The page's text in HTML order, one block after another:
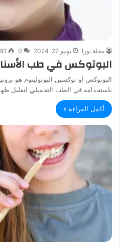
مجلة نورا يونيو 27, 2024 0
81
البوتوكس في طب
البوتوكس أو توكسين البوتولينوم هو
باستخدامه في الطب التجميلي لتقليل
أكمل القراءة »